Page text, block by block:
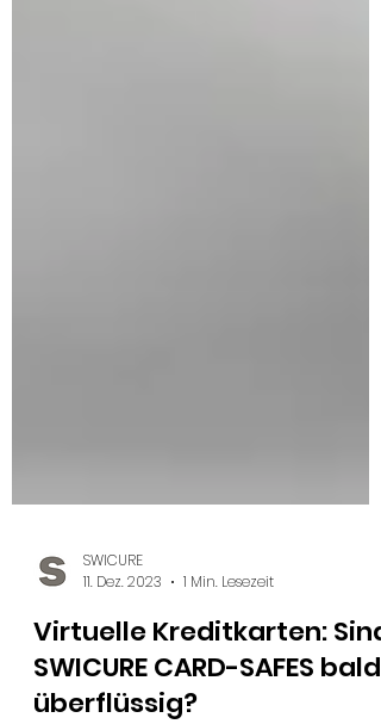
SWICURE
11. Dez. 2023
1 Min. Lesezeit
Virtuelle Kreditkarten: Sind